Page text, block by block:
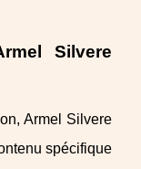
Silvere
Armel Silvere
spécifique